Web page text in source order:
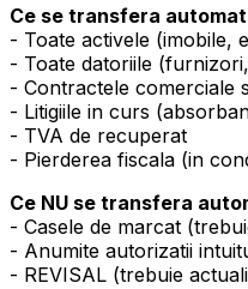
Ce se transfera
- Toate activele (imobile,
- Toate datoriile
- Contractele comerciale
- Litigiile in curs
- TVA de recuperat
- Pierderea fiscala (in
Ce NU se transfera
- Casele de marcat
- Anumite autorizatii
- REVISAL (trebuie